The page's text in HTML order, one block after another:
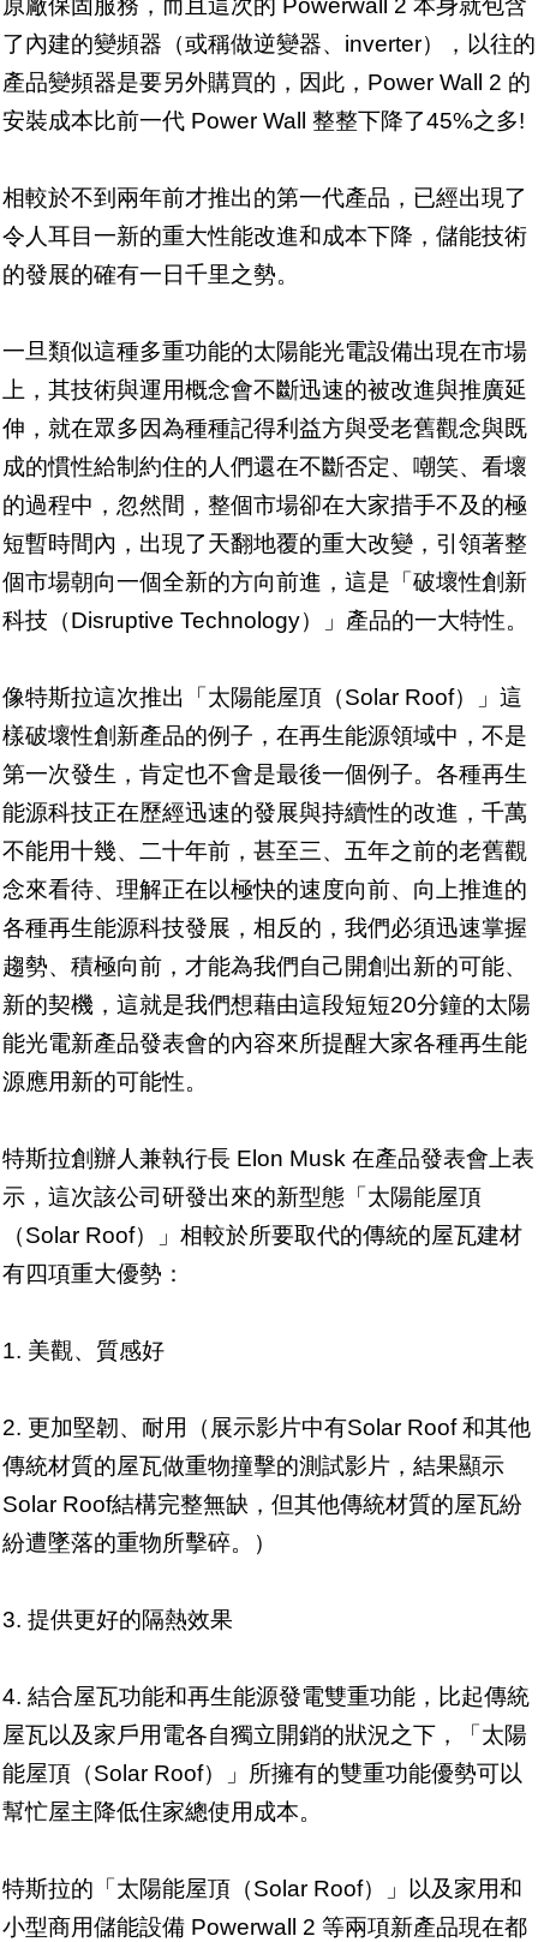
原廠保固服務，而且這次的 Powerwall 2 本身就包含
了內建的變頻器（或稱做逆變器、inverter），以往的
產品變頻器是要另外購買的，因此，Power Wall 2 的
安裝成本比前一代 Power Wall 整整下降了45%之多!
相較於不到兩年前才推出的第一代產品，已經出現了
令人耳目一新的重大性能改進和成本下降，儲能技術
的發展的確有一日千里之勢。
一旦類似這種多重功能的太陽能光電設備出現在市場
上，其技術與運用概念會不斷迅速的被改進與推廣延
伸，就在眾多因為種種記得利益方與受老舊觀念與既
成的慣性給制約住的人們還在不斷否定、嘲笑、看壞
的過程中，忽然間，整個市場卻在大家措手不及的極
短暫時間內，出現了天翻地覆的重大改變，引領著整
個市場朝向一個全新的方向前進，這是「破壞性創新
科技（Disruptive Technology）」產品的一大特性。
像特斯拉這次推出「太陽能屋頂（Solar Roof）」這
樣破壞性創新產品的例子，在再生能源領域中，不是
第一次發生，肯定也不會是最後一個例子。各種再生
能源科技正在歷經迅速的發展與持續性的改進，千萬
不能用十幾、二十年前，甚至三、五年之前的老舊觀
念來看待、理解正在以極快的速度向前、向上推進的
各種再生能源科技發展，相反的，我們必須迅速掌握
趨勢、積極向前，才能為我們自己開創出新的可能、
新的契機，這就是我們想藉由這段短短20分鐘的太陽
能光電新產品發表會的內容來所提醒大家各種再生能
源應用新的可能性。
特斯拉創辦人兼執行長 Elon Musk 在產品發表會上表
示，這次該公司研發出來的新型態「太陽能屋頂
（Solar Roof）」相較於所要取代的傳統的屋瓦建材
有四項重大優勢：
1. 美觀、質感好
2. 更加堅韌、耐用（展示影片中有Solar Roof 和其他
傳統材質的屋瓦做重物撞擊的測試影片，結果顯示
Solar Roof結構完整無缺，但其他傳統材質的屋瓦紛
紛遭墜落的重物所擊碎。）
3. 提供更好的隔熱效果
4. 結合屋瓦功能和再生能源發電雙重功能，比起傳統
屋瓦以及家戶用電各自獨立開銷的狀況之下，「太陽
能屋頂（Solar Roof）」所擁有的雙重功能優勢可以
幫忙屋主降低住家總使用成本。
特斯拉的「太陽能屋頂（Solar Roof）」以及家用和
小型商用儲能設備 Powerwall 2 等兩項新產品現在都